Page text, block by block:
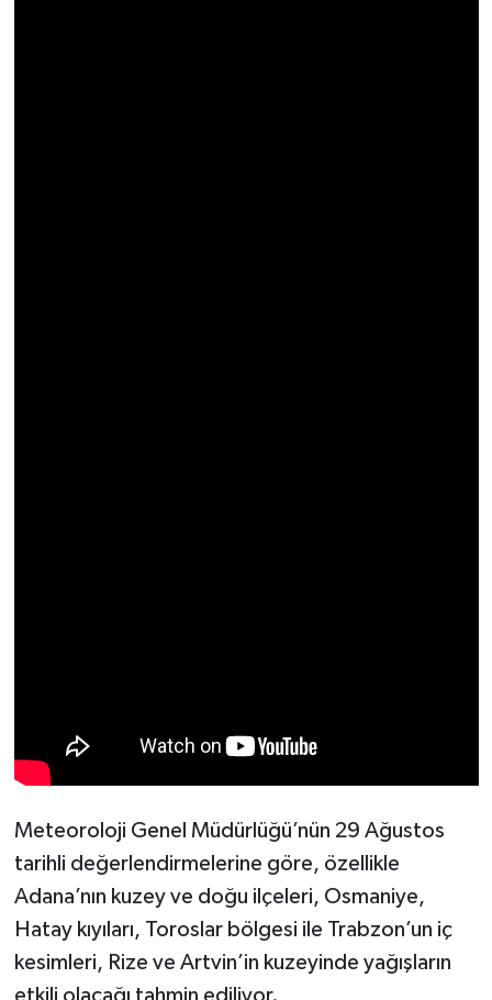
Meteoroloji Genel Müdürlüğü’nün 29 Ağustos
tarihli değerlendirmelerine göre, özellikle
Adana’nın kuzey ve doğu ilçeleri, Osmaniye,
Hatay kıyıları, Toroslar bölgesi ile Trabzon’un iç
kesimleri, Rize ve Artvin’in kuzeyinde yağışların
etkili olacağı tahmin ediliyor.